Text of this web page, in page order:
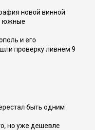
новой винной
южные
и его
проверку ливнем 9
быть одним
но уже дешевле